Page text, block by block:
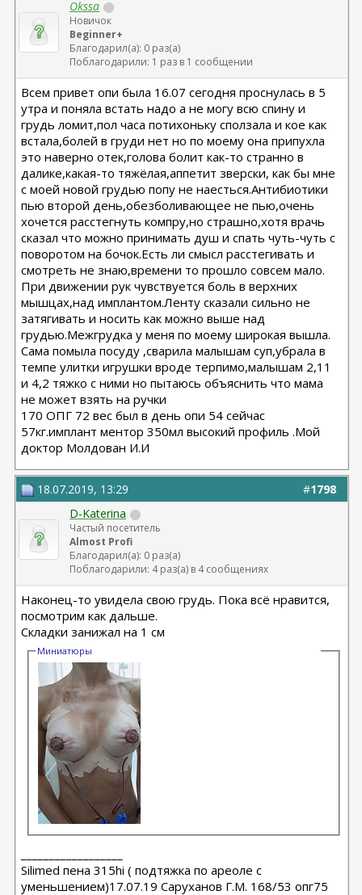
Okssa
Новичок
Beginner+
Благодарил(а): 0 раз(а)
Поблагодарили: 1 раз в 1 сообщении
Всем привет опи была 16.07 сегодня проснулась в 5
утра и поняла встать надо а не могу всю спину и
грудь ломит,пол часа потихоньку сползала и кое как
встала,болей в груди нет но по моему она припухла
это наверно отек,голова болит как-то странно в
далике,какая-то тяжёлая,аппетит зверски, как бы мне
с моей новой грудью попу не наесться.Антибиотики
пью второй день,обезболивающее не пью,очень
хочется расстегнуть компру,но страшно,хотя врачь
сказал что можно принимать душ и спать чуть-чуть с
поворотом на бочок.Есть ли смысл расстегивать и
смотреть не знаю,времени то прошло совсем мало.
При движении рук чувствуется боль в верхних
мышцах,над имплантом.Ленту сказали сильно не
затягивать и носить как можно выше над
грудью.Межгрудка у меня по моему широкая вышла.
Сама помыла посуду ,сварила малышам суп,убрала в
темпе улитки игрушки вроде терпимо,малышам 2,11
и 4,2 тяжко с ними но пытаюсь объяснить что мама
не может взять на ручки
170 ОПГ 72 вес был в день опи 54 сейчас
57кг.имплант ментор 350мл высокий профиль .Мой
доктор Молдован И.И
#1798
18.07.2019, 13:29
D-Katerina
Частый посетитель
Almost Profi
Благодарил(а): 0 раз(а)
Поблагодарили: 4 раз(а) в 4 сообщениях
Наконец-то увидела свою грудь. Пока всё нравится,
посмотрим как дальше.
Складки занижал на 1 см
Миниатюры
Silimed пена 315hi ( подтяжка по ареоле с
уменьшением)17.07.19 Саруханов Г.М. 168/53 опг75